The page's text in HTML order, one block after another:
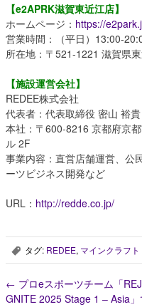
【e2APRK滋賀東近江店】
ホームページ： https://
営業時間：（平日）13:00-
所在地：〒521-1221 滋賀県
【施設運営会社】
REDEE株式会社
代表者：代表取締役 密山 裕貴
本社：〒600-8216 京都府京
ル 2F
事業内容：直営店舗運営、公
ーツビジネス開発など
URL： http://redde.co.jp/
, タグ: REDEE, マインクラフト
← プロeスポーツチーム「
GNITE 2025 Stage 1 – Asia